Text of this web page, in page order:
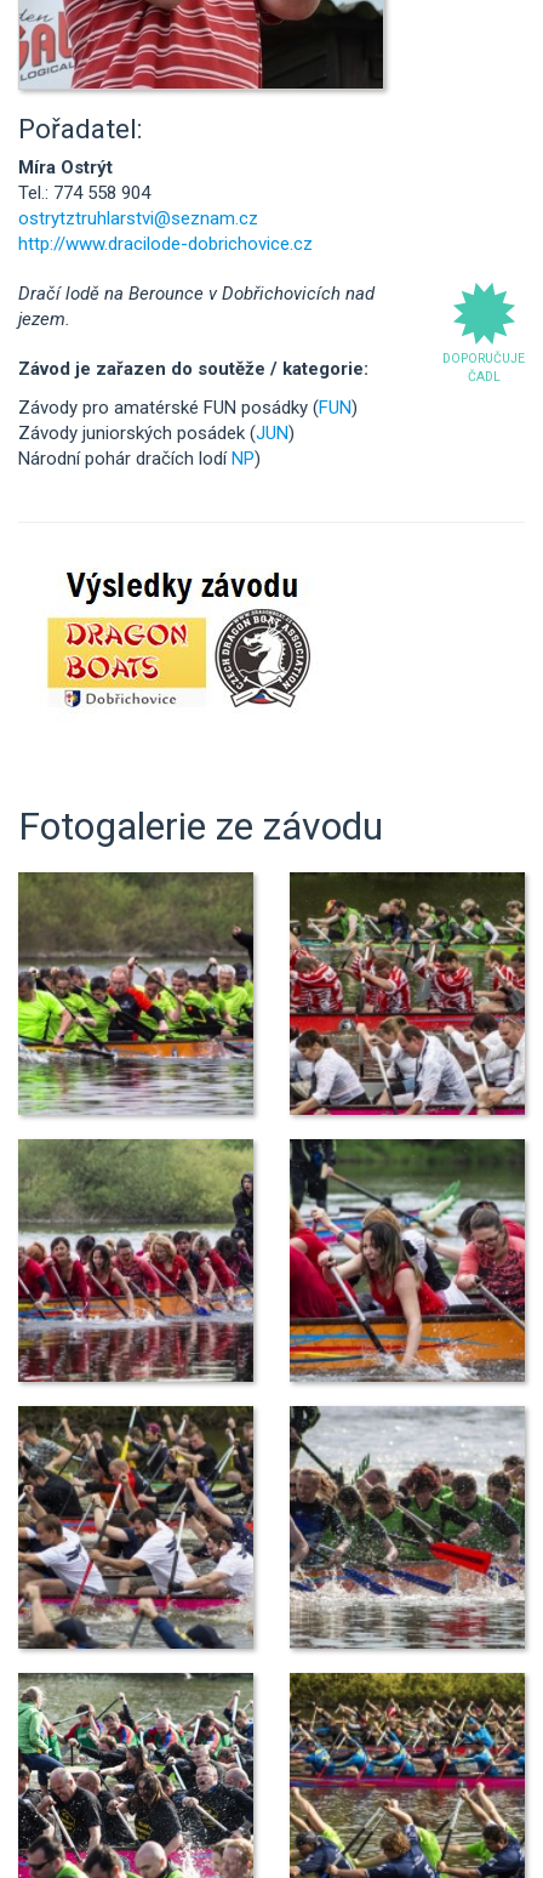
Pořadatel:
Míra Ostrýt
Tel.: 774 558 904
ostrytztruhlarstvi@seznam.cz
http://www.dracilode-dobrichovice.cz
DOPORUČUJE
ČADL
Dračí lodě na Berounce v Dobřichovicích nad
jezem.
Závod je zařazen do soutěže / kategorie:
Závody pro amatérské FUN posádky (FUN)
Závody juniorských posádek (JUN)
Národní pohár dračích lodíNP)
Fotogalerie ze závodu